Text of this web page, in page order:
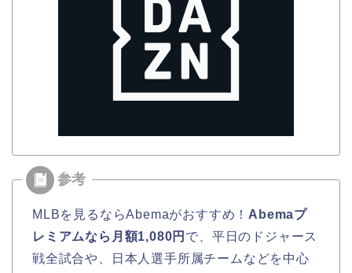
MLBを見るならAbemaがおすすめ！ Abemaプ
レミアムなら月額1,080円 で、平日のドジャース
戦全試合や、日本人選手所属チームなどを中心